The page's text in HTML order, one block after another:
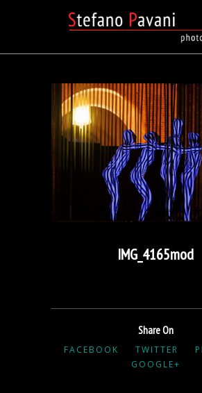
IMG_4165mod
Share On
FACEBOOK TWITTER
GOOGLE+